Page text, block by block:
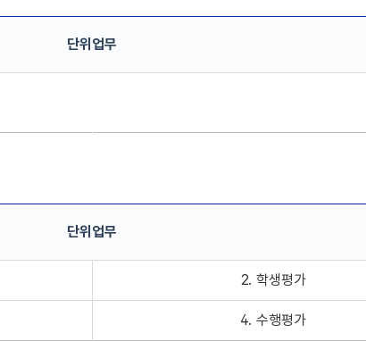
단위업무
단위업무
2. 학생평가
4. 수행평가